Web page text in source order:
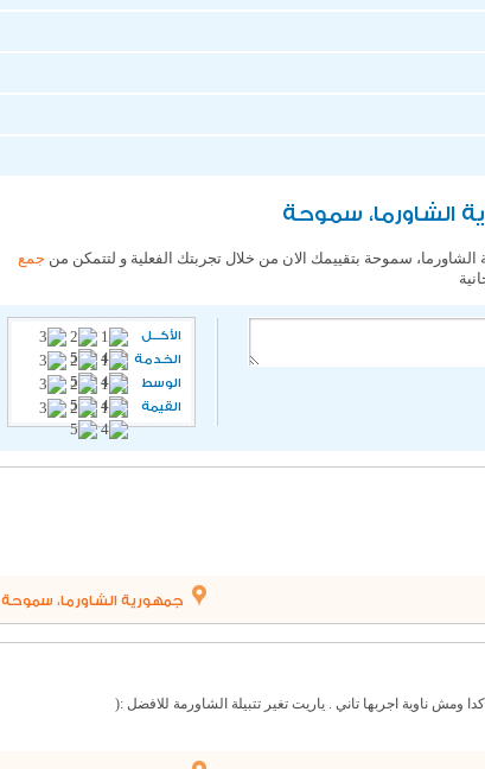
الشاورما، سموحة
سموحة بتقييمك الان من خلال تجربتك الفعلية و لتتمكن من جمع
الأكـــل
الخدمة
الوسط
القيمة
جمهورية الشاورما، سموحة
ناوية اجربها تاني . ياريت تغير تتبيلة الشاورمة للافضل :(